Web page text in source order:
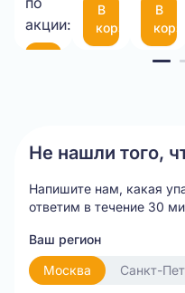
акции:
В
корзину
В
Не нашли того,
Напишите нам, какая
ответим в течение 30
Ваш регион
Москва
Санкт-